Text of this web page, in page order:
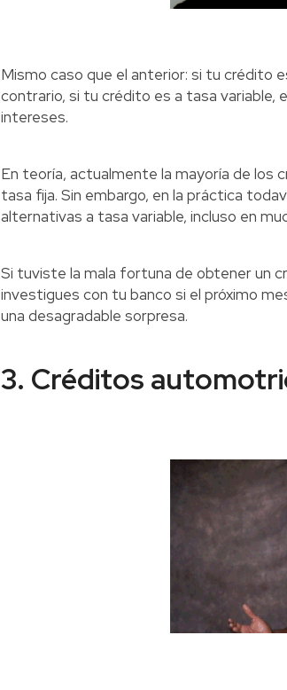
Mismo caso que el anterior: si tu crédito
contrario, si tu crédito es a tasa
intereses.
En teoría, actualmente la mayoría de los
tasa fija. Sin embargo, en la práctica
alternativas a tasa variable, incluso en
Si tuviste la mala fortuna de obtener un
investigues con tu banco si el próximo
una desagradable sorpresa.
3. Créditos